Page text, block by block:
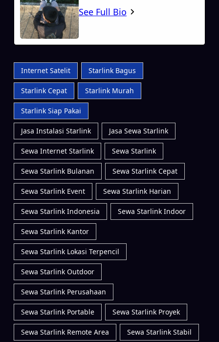
See Full Bio
Internet Satelit Starlink Bagus
Starlink Cepat Starlink Murah
Starlink Siap Pakai
Jasa Instalasi Starlink Jasa Sewa Starlink
Sewa Internet Starlink Sewa Starlink
Sewa Starlink Bulanan Sewa Starlink Cepat
Sewa Starlink Event Sewa Starlink Harian
Sewa Starlink Indonesia Sewa Starlink Indoor
Sewa Starlink Kantor
Sewa Starlink Lokasi Terpencil
Sewa Starlink Outdoor
Sewa Starlink Perusahaan
Sewa Starlink Portable Sewa Starlink Proyek
Sewa Starlink Remote Area Sewa Starlink Stabil